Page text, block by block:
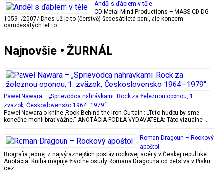
Anděl s ďáblem v těle
CD Metal Mind Productions – MASS CD DG
1059 /2007/ Dnes už je to (čerstvě) šedesátiletá paní, ale koncem
osmdesátých let to …
Najnovšie • ŽURNÁL
Paweł Nawara – „Sprievodca nahrávkami: Rock za železnou oponou, 1.
zväzok, Československo 1964–1979“
Paweł Nawara o knihe ‚Rock Behind the Iron Curtain‘: „Túto hudbu by sme
konečne mohli brať vážne.“ ANOTÁCIA PODĽA VYDAVATEĽA: Táto vizuálne …
Roman Dragoun – Rockový
apoštol
Biografia jednej z najvýraznejších postáv rockovej scény v Českej republike.
Anotácia: Kniha mapuje životné osudy Romana Dragouna od detstva v Písku
cez …